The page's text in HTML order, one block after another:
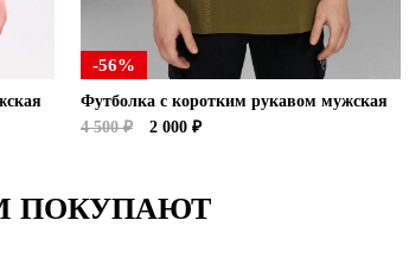
-56%
Футболка с коротким рукавом мужская
4 500 ₽
2 000 ₽
ПОКУПАЮТ